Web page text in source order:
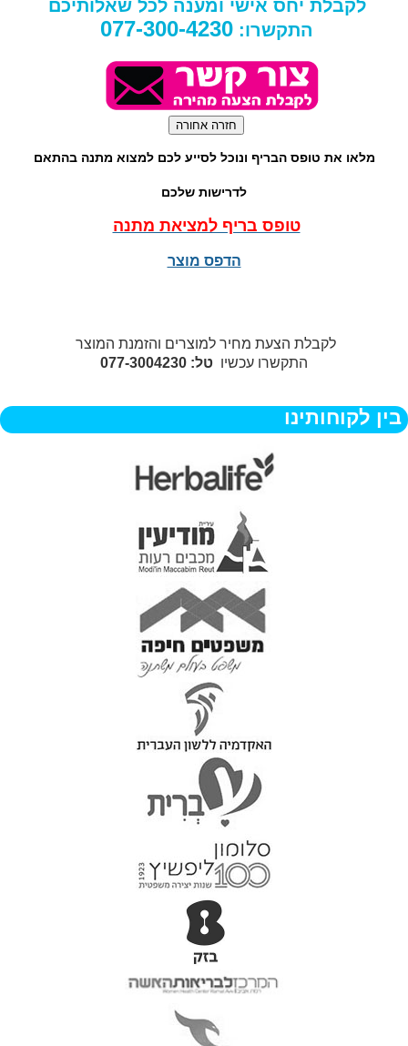
לקבלת יחס אישי ומענה לכל שאלותיכם
התקשרו: 077-300-4230
מלאו את טופס הבריף ונוכל לסייע לכם למצוא מתנה בהתאם
לדרישות שלכם
טופס בריף למציאת מתנה
הדפס מוצר
לקבלת הצעת מחיר למוצרים והזמנת המוצר
התקשרו עכשיו טל: 077-3004230
בין לקוחותינו